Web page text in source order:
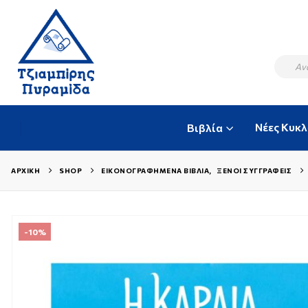
Βιβλία Νέες
ΑΡΧΙΚΉ SHOP ΕΙΚΟΝΟΓΡΑΦΗΜΈΝΑ ΒΙΒΛΊΑ, ΞΈΝΟΙ ΣΥΓΓΡΑΦΕΊΣ
-10%